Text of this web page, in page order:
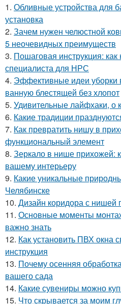
1. Обливные устройства для
установка
2. Зачем нужен челюстной
5 неочевидных преимуществ
3. Пошаговая инструкция:
специалиста для НРС
4. Эффективные идеи уборки
ванную блестящей без хлопот
5. Удивительные лайфхаки, о
6. Какие традиции
7. Как превратить нишу в
функциональный элемент
8. Зеркало в нише прихожей:
вашему интерьеру
9. Какие уникальные
Челябинске
10. Дизайн коридора с нишей
11. Основные моменты
важно знать
12. Как установить ПВХ окна
инструкция
13. Почему осенняя
вашего сада
14. Какие сувениры можно
15. Что скрывается за моим